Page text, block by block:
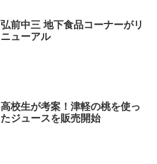
弘前中三 地下食品コーナーがリ
ニューアル
高校生が考案！津軽の桃を使っ
たジュースを販売開始